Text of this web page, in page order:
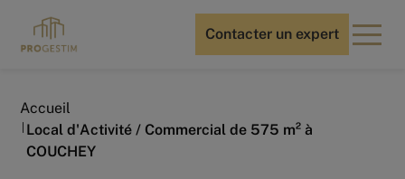
Contacter un expert
Accueil
Local d'Activité / Commercial de 575 m² à
COUCHEY